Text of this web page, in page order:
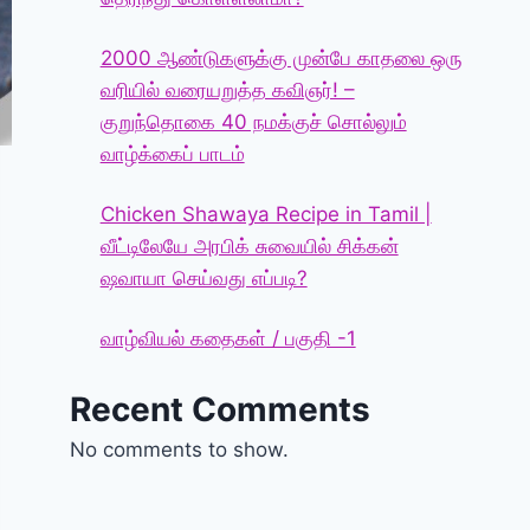
2000 ஆண்டுகளுக்கு முன்பே காதலை ஒரு
வரியில் வரையறுத்த கவிஞர்! –
குறுந்தொகை 40 நமக்குச் சொல்லும்
வாழ்க்கைப் பாடம்
Chicken Shawaya Recipe in Tamil |
வீட்டிலேயே அரபிக் சுவையில் சிக்கன்
ஷவாயா செய்வது எப்படி?
வாழ்வியல் கதைகள் / பகுதி -1
Recent Comments
No comments to show.